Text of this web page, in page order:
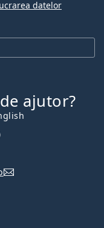
datelor
ajutor?